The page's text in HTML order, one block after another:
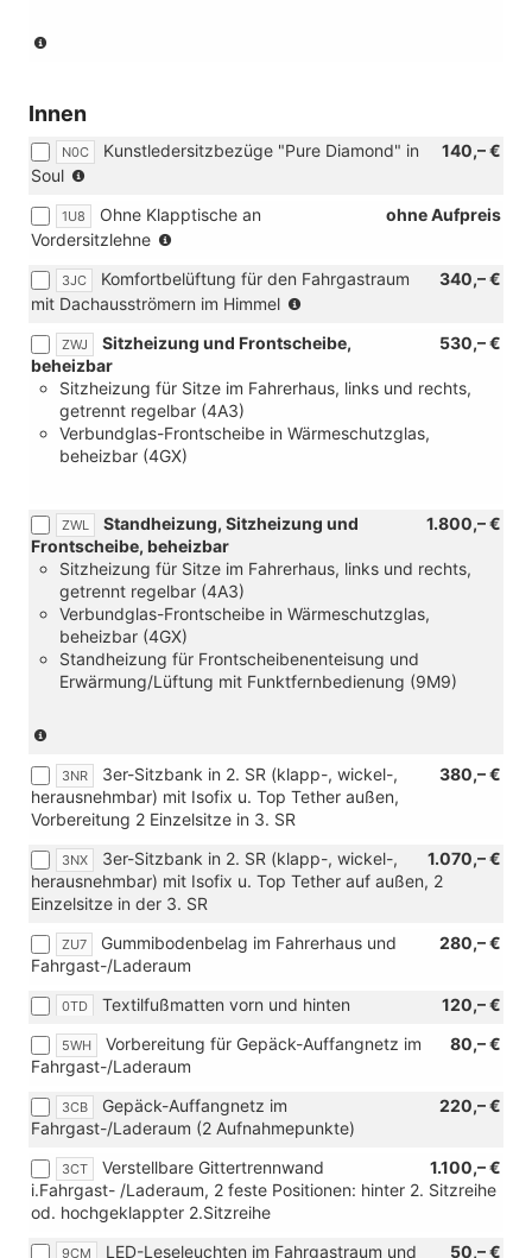
mit
Innen
N0C 140,– €
Kunstledersitzbezüge "Pure Diamond" in
Soul
Verbindung
mit
Türverkleidung
in
Kunsstoff
mit
Inser,
Armauflage
und
Mittelarmlehne
in
und
[1U8]
Ohne
Klapptische
an
Vordersitzlehne)
1U8 ohne Aufpreis
Ohne Klapptische an
Vordersitzlehne
Verbindung
mit
Kunstledersitzbezüge
Diamond"
in
Soul)
3JC 340,– €
Komfortbelüftung für den Fahrgastraum
mit Dachausströmern im Himmel
Verbindung
[ZXC]
Panoramadach
Gittertrennwand
/Laderaum,
feste
hinter
2.
2.Sitzr.)
ZWJ 530,– €
Sitzheizung und Frontscheibe,
beheizbar
Sitzheizung für Sitze im Fahrerhaus, links und rechts,
getrennt regelbar (4A3)
Verbundglas-Frontscheibe in Wärmeschutzglas,
beheizbar (4GX)
ZWL 1.800,– €
Standheizung, Sitzheizung und
Frontscheibe, beheizbar
Sitzheizung für Sitze im Fahrerhaus, links und rechts,
getrennt regelbar (4A3)
Verbundglas-Frontscheibe in Wärmeschutzglas,
beheizbar (4GX)
Standheizung für Frontscheibenenteisung und
Erwärmung/Lüftung mit Funktfernbedienung (9M9)
Verbindung
mit
TDI
und
[7E0]
Ohne
Wärmespeicher/Zusatzheizung)
3NR 380,– €
3er-Sitzbank in 2. SR (klapp-, wickel-,
herausnehmbar) mit Isofix u. Top Tether außen,
Vorbereitung 2 Einzelsitze in 3. SR
3NX 1.070,– €
3er-Sitzbank in 2. SR (klapp-, wickel-,
herausnehmbar) mit Isofix u. Top Tether auf außen, 2
Einzelsitze in der 3. SR
ZU7 280,– €
Gummibodenbelag im Fahrerhaus und
Fahrgast-/Laderaum
0TD 120,– €
Textilfußmatten vorn und hinten
5WH 80,– €
Vorbereitung für Gepäck-Auffangnetz im
Fahrgast-/Laderaum
3CB 220,– €
Gepäck-Auffangnetz im
Fahrgast-/Laderaum (2 Aufnahmepunkte)
3CT 1.100,– €
Verstellbare Gittertrennwand
i.Fahrgast- /Laderaum, 2 feste Positionen: hinter 2. Sitzreihe
od. hochgeklappter 2.Sitzreihe
9CM 50,– €
LED-Leseleuchten im Fahrgastraum und